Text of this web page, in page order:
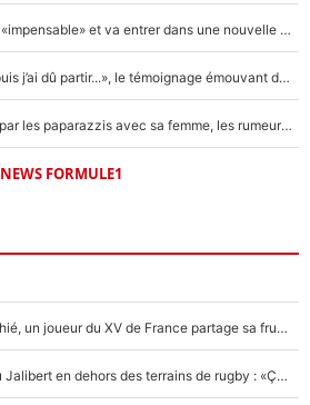
F1 - Alpine signe un accord «impensable» et va entrer dans une nouvelle dimension : Grande nouvelle pour Pierre Gasly !
F1 : « Je lui ai fait un câlin, puis j’ai dû partir...», le témoignage émouvant de Max Verstappen sur sa fille
F1 : Charles Leclerc surpris par les paparazzis avec sa femme, les rumeurs étaient vraies !
NEWS FORMULE1
Mis de côté par Fabien Galthié, un joueur du XV de France partage sa frustration : «ils ne me l’ont pas dit tout de suite»
La raison d'être de Matthieu Jalibert en dehors des terrains de rugby : «Ça m'atteint autant que si tu touches à un membre de ma famille»